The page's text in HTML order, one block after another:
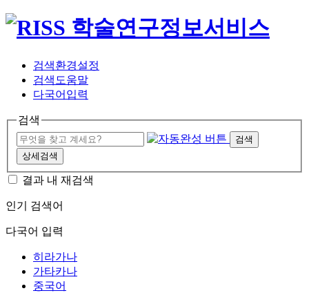
검색환경설정
검색도움말
다국어입력
검색
검색
상세검색
결과 내 재검색
인기 검색어
다국어 입력
히라가나
가타카나
중국어